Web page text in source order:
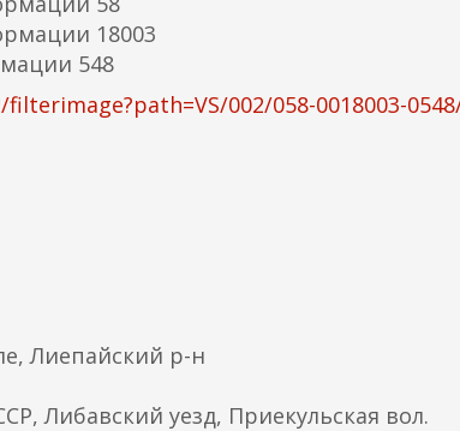
18003
548
002/058-0018003-
Лиепайский р-н
Либавский уезд, Приекульская вол.